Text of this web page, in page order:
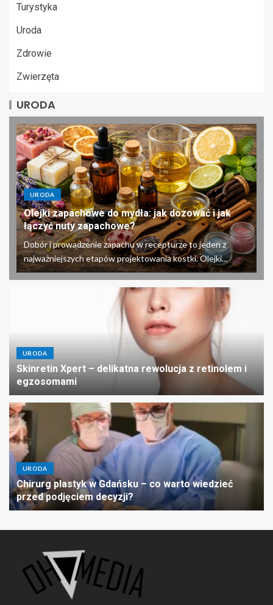
Turystyka
Uroda
Zdrowie
Zwierzęta
URODA
URODA
Olejki zapachowe do mydła: jak dozować i jak
łączyć nuty zapachowe?
Dobór i prowadzenie zapachu w recepturze to jeden z
najważniejszych etapów projektowania kostki. Olejki...
URODA
Skinretin Xpert – delikatna rewolucja z retinolem i
egzosomami
URODA
Chirurg plastyk w Gdańsku – co warto wiedzieć
przed podjęciem decyzji?